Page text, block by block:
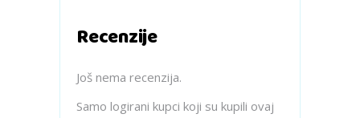
Recenzije
Još nema recenzija.
Samo logirani kupci koji su kupili ovaj